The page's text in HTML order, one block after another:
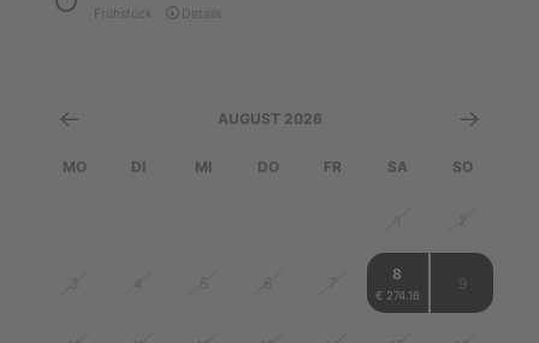
Frühstück Details
AUGUST 2026
MO DI MI DO FR SA SO
3 4 6
8
€ 274.16
9